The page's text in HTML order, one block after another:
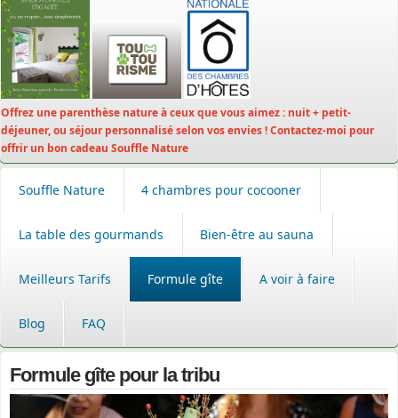
Offrez une parenthèse nature à ceux que vous aimez : nuit + petit-
déjeuner, ou séjour personnalisé selon vos envies ! Contactez-moi pour
offrir un bon cadeau Souffle Nature
Souffle Nature 4 chambres pour cocooner
La table des gourmands Bien-être au sauna
Meilleurs Tarifs Formule gîte A voir à faire
Blog FAQ
Formule gîte pour la tribu